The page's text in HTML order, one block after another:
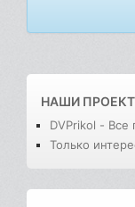
НАШИ
DVPrikol - Все
Только